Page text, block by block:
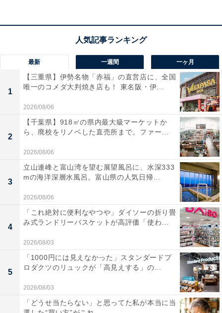
Q2：SDカードの容量は？
付属のSDカード
•microSDHCカード（32GB）が付属
•Class10対応
対応SDカード仕様
•種類: microSDHC/microSDXCカード
•容量: 16GB〜256GB
•規格: Class10
•SDカードフォーマットフリー機能: 定期的なフォーマッ
トが不要
•SDカードフォーマット警告機能: 容量不足やカード劣化
時にお知らせ
最新 一週間 一ヶ月
1
【三重県】伊勢名物「赤福」の直営店に、全国
唯一のコメダ大判焼き店も！ 東名阪・伊...
2026/08/06
2
【千葉県】918㎡の県内最大級マーケットか
ら、廃校をリノベした直売所まで。ファー...
2026/08/06
3
立山連峰と富山湾を望む展望風呂に、水深333
mの海洋深層水風呂。富山県の人気日帰...
2026/08/06
4
「これ絶対に便利なやつや」ダイソーの折り畳
み式ランドリーバスケットが高評価「使わ...
2026/08/03
5
「1000円には見えなかった」スタンダードプ
ロダクツのリュックが「高見えする」の...
2026/08/03
「どうせ当たらない」と思ってた私が本当に当